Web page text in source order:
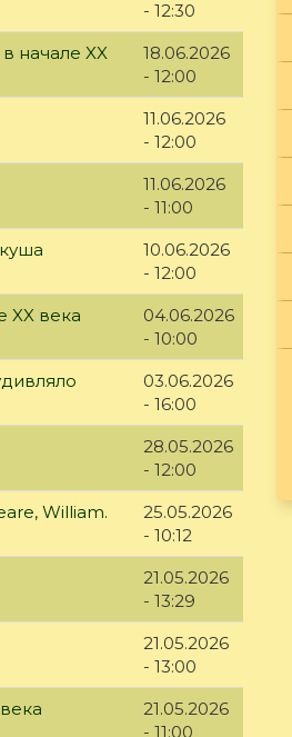
- 12:30
начале XX
18.06.2026
- 12:00
11.06.2026
- 12:00
11.06.2026
- 11:00
10.06.2026
- 12:00
XX века
04.06.2026
- 10:00
03.06.2026
- 16:00
28.05.2026
- 12:00
William.
25.05.2026
- 10:12
21.05.2026
- 13:29
21.05.2026
- 13:00
21.05.2026
- 11:00